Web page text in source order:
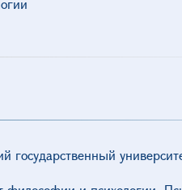
государственный